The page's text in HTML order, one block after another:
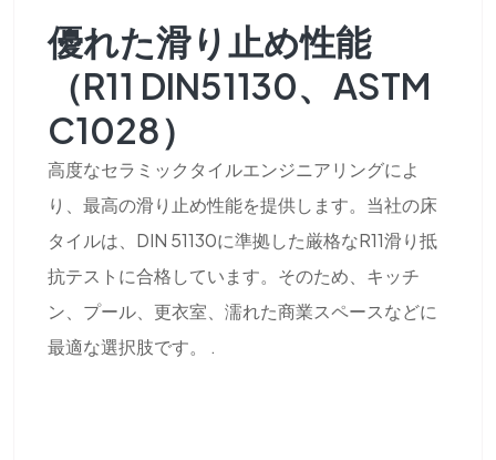
優れた滑り止め性能
（R11 DIN51130、ASTM
C1028）
高度なセラミックタイルエンジニアリングによ
り、最高の滑り止め性能を提供します。当社の床
タイルは、DIN 51130に準拠した厳格なR11滑り抵
抗テストに合格しています。そのため、キッチ
ン、プール、更衣室、濡れた商業スペースなどに
最適な選択肢です。 .